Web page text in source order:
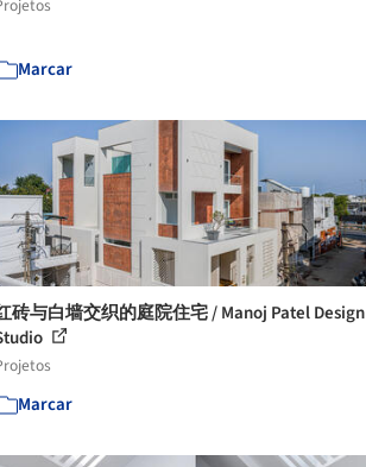
Marcar
砖与白墙交织的庭院住宅 / Manoj Patel Design
Marcar